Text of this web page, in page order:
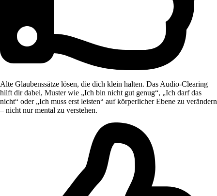
Alte Glaubenssätze lösen, die dich klein halten. Das Audio-Clearing
hilft dir dabei, Muster wie „Ich bin nicht gut genug“, „Ich darf das
nicht“ oder „Ich muss erst leisten“ auf körperlicher Ebene zu verändern
– nicht nur mental zu verstehen.